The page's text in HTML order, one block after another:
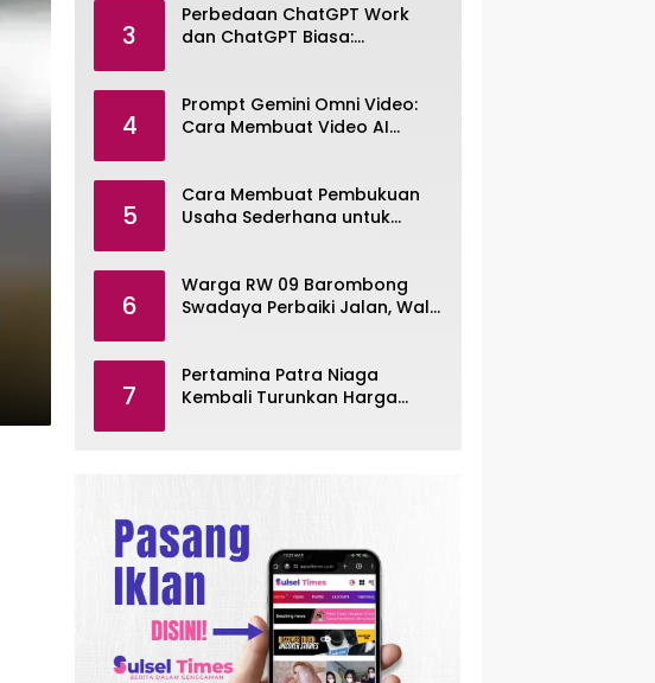
3
Perbedaan ChatGPT Work
dan ChatGPT Biasa:
4
Prompt Gemini Omni Video:
Cara Membuat Video AI
5
Cara Membuat Pembukuan
Usaha Sederhana untuk
6
Warga RW 09 Barombong
Swadaya Perbaiki Jalan, Wali
7
Pertamina Patra Niaga
Kembali Turunkan Harga